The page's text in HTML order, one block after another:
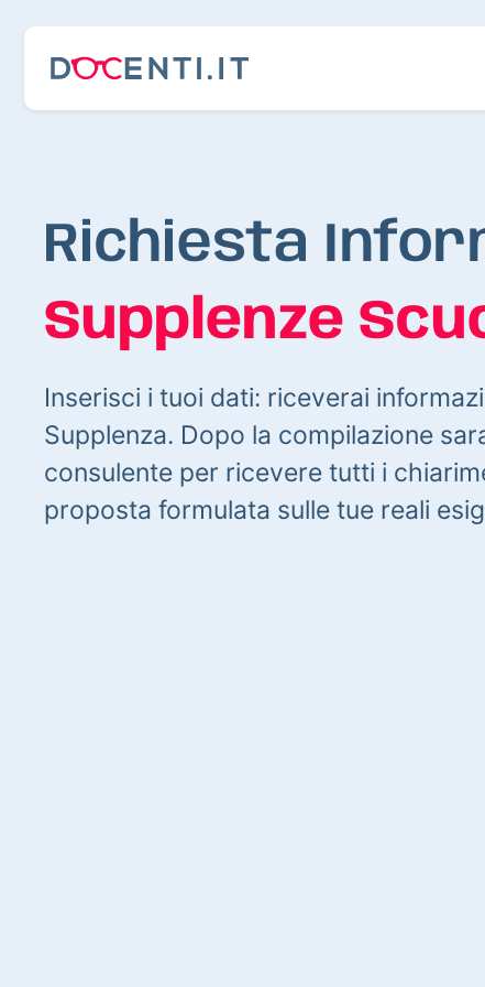
Richiesta
Supplenze
Inserisci i tuoi dati: riceverai
Supplenza. Dopo la compilazione
consulente per ricevere tutti i
proposta formulata sulle tue reali